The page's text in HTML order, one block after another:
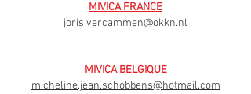
MIVICA FRANCE
joris.vercammen@okkn.nl
MIVICA BELGIQUE
micheline.jean.schobbens@hotmail.com